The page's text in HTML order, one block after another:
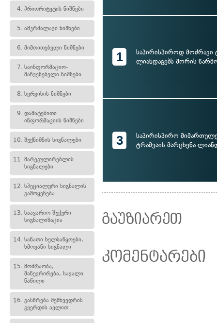
4. პრიორიტეტის ნიშნები
5. ამკრძალავი ნიშნები
6. მიმთითებელი ნიშნები
7. საინფორმაციო-
მაჩვენებელი ნიშნები
8. სერვისის ნიშნები
9. დამატებითი
ინფორმაციის ნიშნები
10. შუქნიშნის სიგნალები
11. მარეგულირებლის
სიგნალები
12. სპეციალური სიგნალის
გამოყენება
13. საავარიო შუქური
სიგნალიზაცია
14. სანათი ხელსაწყოები,
ხმოვანი სიგნალი
15. მოძრაობა,
მანევრირება, სავალი
ნაწილი
16. გასწრება შემხვედრის
გვერდის ავლით
1
საპირისპიროდ მოძრავი
ლიანდაგებს შორის
3
საპირისპირო
ტრამვაის მარცხენა
გაუზიარეთ
კომენტარები